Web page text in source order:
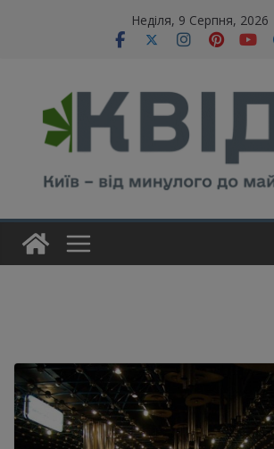
Неділя, 9 Серпня, 2026
modal-check